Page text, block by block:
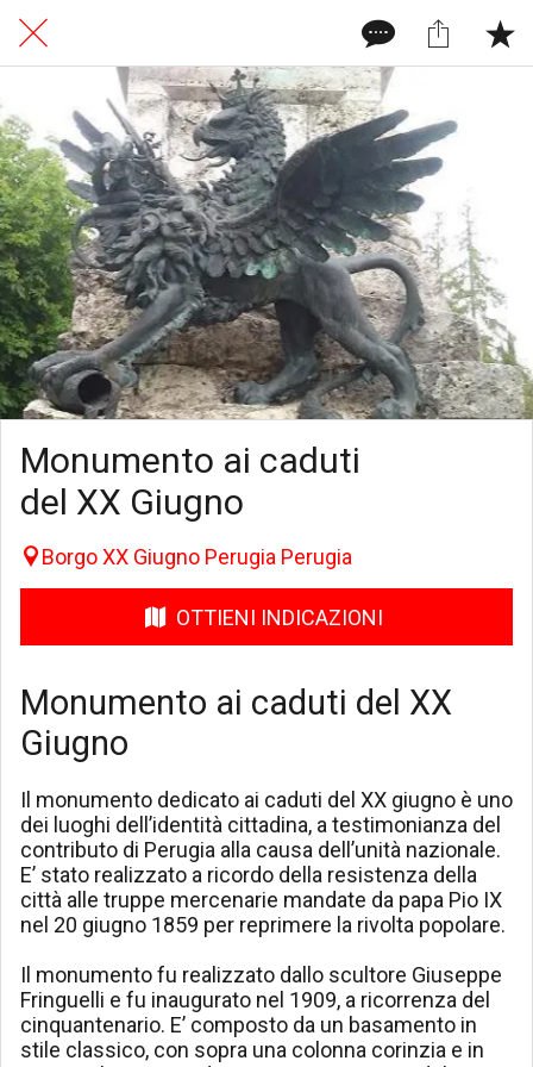
Monumento ai caduti
del XX Giugno
Borgo XX Giugno Perugia Perugia
OTTIENI INDICAZIONI
Monumento ai caduti del XX
Giugno
Il monumento dedicato ai caduti del XX giugno è uno
dei luoghi dell’identità cittadina, a testimonianza del
contributo di Perugia alla causa dell’unità nazionale.
E’ stato realizzato a ricordo della resistenza della
città alle truppe mercenarie mandate da papa Pio IX
nel 20 giugno 1859 per reprimere la rivolta popolare.
Il monumento fu realizzato dallo scultore Giuseppe
Fringuelli e fu inaugurato nel 1909, a ricorrenza del
cinquantenario. E’ composto da un basamento in
stile classico, con sopra una colonna corinzia e in